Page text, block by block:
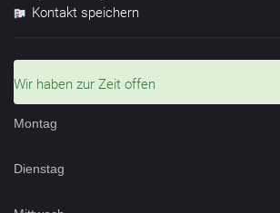
Kontakt speichern
Wir haben zur Zeit offen
Montag
Dienstag